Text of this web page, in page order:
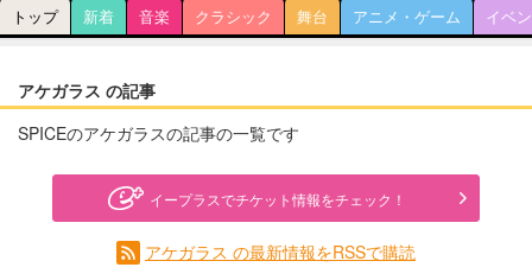
トップ 新着 音楽 クラシック 舞台 アニメ・ゲーム イベ
アケガラス の記事
SPICEのアケガラスの記事の一覧です
イープラスでチケット情報をチェック！
アケガラス の最新情報をRSSで購読